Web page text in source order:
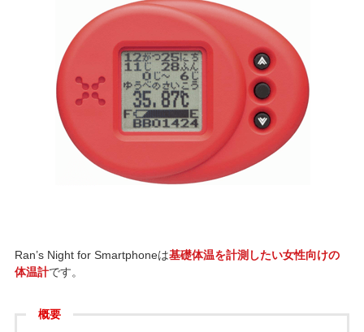
Ran’s Night for Smartphoneは基礎体温を計測したい女性向けの
体温計です。
概要